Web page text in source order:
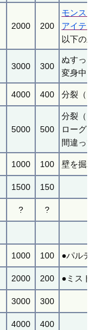
2000 200
モンス
アイテ
以下
3000 300
ぬすっ
変身中
4000 400 分裂（
5000 500
分裂（
ロー
間違っ
1000 100 壁を掘
1500 150
? ?
1000 100 ●パル
2000 200 ●ミス
3000 300
4000 400